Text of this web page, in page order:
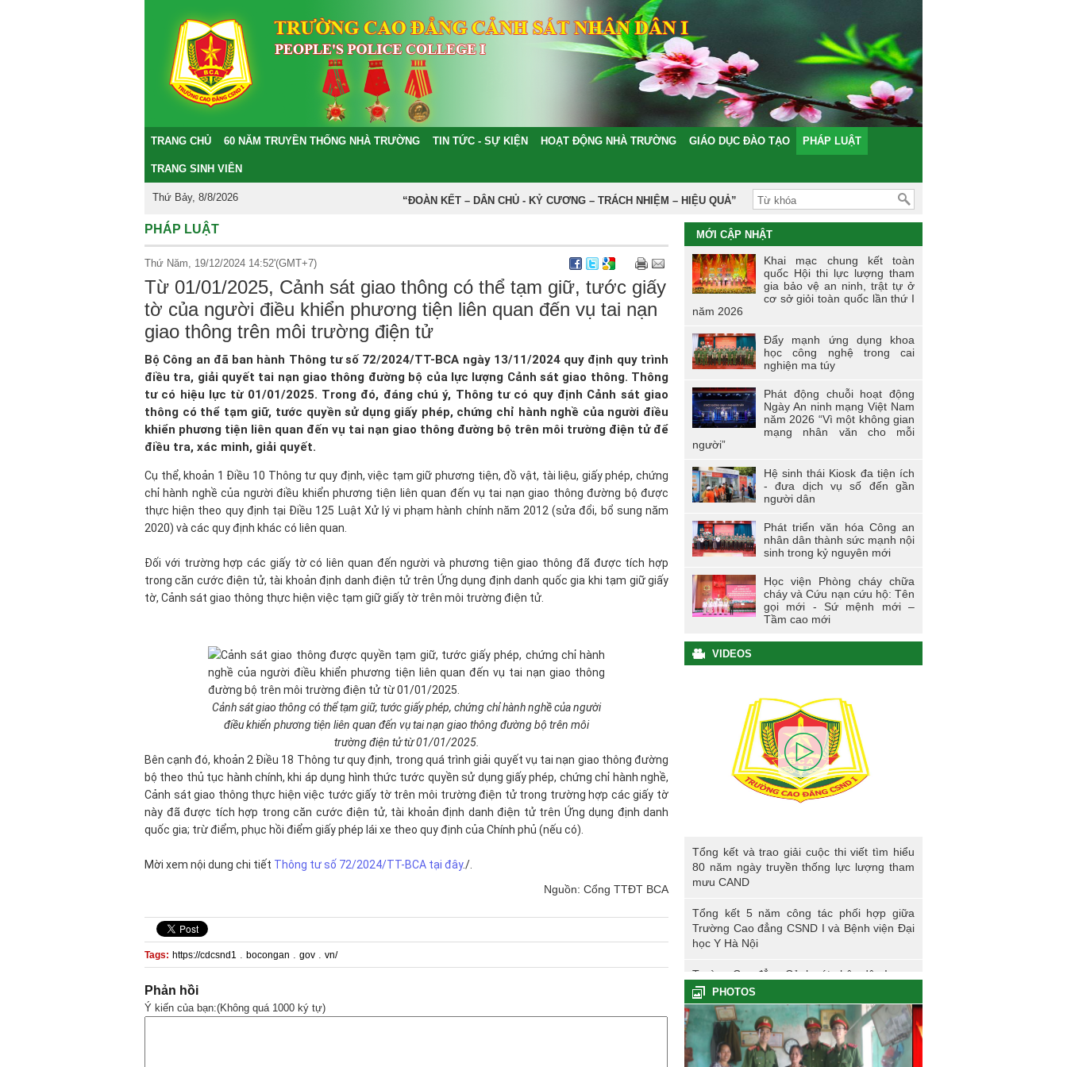
TRANG CHỦ 60 NĂM TRUYỀN THỐNG NHÀ TRƯỜNG TIN TỨC - SỰ KIỆN HOẠT ĐỘNG NHÀ TRƯỜNG GIÁO DỤC ĐÀO TẠO PHÁP LUẬT
TRANG SINH VIÊN
Thứ Bảy, 8/8/2026 “ĐOÀN KẾT – DÂN CHỦ - KỶ CƯƠNG – TRÁCH NHIỆM – HIỆU QUẢ”
PHÁP LUẬT
Thứ Năm, 19/12/2024 14:52'(GMT+7)
Từ 01/01/2025, Cảnh sát giao thông có thể tạm giữ, tước giấy
tờ của người điều khiển phương tiện liên quan đến vụ tai nạn
giao thông trên môi trường điện tử
Bộ Công an đã ban hành Thông tư số 72/2024/TT-BCA ngày 13/11/2024 quy định quy trình
điều tra, giải quyết tai nạn giao thông đường bộ của lực lượng Cảnh sát giao thông. Thông
tư có hiệu lực từ 01/01/2025. Trong đó, đáng chú ý, Thông tư có quy định Cảnh sát giao
thông có thể tạm giữ, tước quyền sử dụng giấy phép, chứng chỉ hành nghề của người điều
khiển phương tiện liên quan đến vụ tai nạn giao thông đường bộ trên môi trường điện tử để
điều tra, xác minh, giải quyết.
Cụ thể, khoản 1 Điều 10 Thông tư quy định, việc tạm giữ phương tiện, đồ vật, tài liệu, giấy phép, chứng
chỉ hành nghề của người điều khiển phương tiện liên quan đến vụ tai nạn giao thông đường bộ được
thực hiện theo quy định tại Điều 125 Luật Xử lý vi phạm hành chính năm 2012 (sửa đổi, bổ sung năm
2020) và các quy định khác có liên quan.
Đối với trường hợp các giấy tờ có liên quan đến người và phương tiện giao thông đã được tích hợp
trong căn cước điện tử, tài khoản định danh điện tử trên Ứng dụng định danh quốc gia khi tạm giữ giấy
tờ, Cảnh sát giao thông thực hiện việc tạm giữ giấy tờ trên môi trường điện tử.
Cảnh sát giao thông có thể tạm giữ, tước giấy phép, chứng chỉ hành nghề của người
điều khiển phương tiện liên quan đến vụ tai nạn giao thông đường bộ trên môi
trường điện tử từ 01/01/2025.
Bên cạnh đó, khoản 2 Điều 18 Thông tư quy định, trong quá trình giải quyết vụ tai nạn giao thông đường
bộ theo thủ tục hành chính, khi áp dụng hình thức tước quyền sử dụng giấy phép, chứng chỉ hành nghề,
Cảnh sát giao thông thực hiện việc tước giấy tờ trên môi trường điện tử trong trường hợp các giấy tờ
này đã được tích hợp trong căn cước điện tử, tài khoản định danh điện tử trên Ứng dụng định danh
quốc gia; trừ điểm, phục hồi điểm giấy phép lái xe theo quy định của Chính phủ (nếu có).
Mời xem nội dung chi tiết Thông tư số 72/2024/TT-BCA tại đây./.
Nguồn: Cổng TTĐT BCA
Tags: https://cdcsnd1 . bocongan . gov . vn/
Phản hồi
Ý kiến của bạn:(Không quá 1000 ký tự)
MỚI CẬP NHẬT
Khai mạc chung kết toàn
quốc Hội thi lực lượng tham
gia bảo vệ an ninh, trật tự ở
cơ sở giỏi toàn quốc lần thứ I
năm 2026
Đẩy mạnh ứng dụng khoa
học công nghệ trong cai
nghiện ma túy
Phát động chuỗi hoạt động
Ngày An ninh mạng Việt Nam
năm 2026 “Vì một không gian
mạng nhân văn cho mỗi
người”
Hệ sinh thái Kiosk đa tiện ích
- đưa dịch vụ số đến gần
người dân
Phát triển văn hóa Công an
nhân dân thành sức mạnh nội
sinh trong kỷ nguyên mới
Học viện Phòng cháy chữa
cháy và Cứu nạn cứu hộ: Tên
gọi mới - Sứ mệnh mới –
Tầm cao mới
VIDEOS
năm ngày truyền thống lực lượng tham mưu
CAND
Tổng kết và trao giải cuộc thi viết tìm hiểu
80 năm ngày truyền thống lực lượng tham
mưu CAND
Tổng kết 5 năm công tác phối hợp giữa
Trường Cao đẳng CSND I và Bệnh viện Đại
học Y Hà Nội
Trường Cao đẳng Cảnh sát nhân dân I
Phóng sự nhập học khoá K61S
Tổng kết hoạt động thực tế đợt I - K60S
PHOTOS